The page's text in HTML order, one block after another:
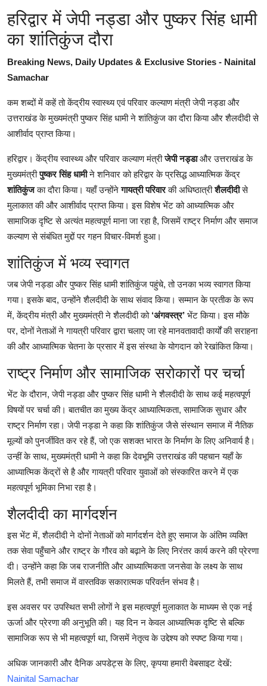
हरिद्वार में जेपी नड्डा और पुष्कर सिंह धामी
का शांतिकुंज दौरा
Breaking News, Daily Updates & Exclusive Stories - Nainital
Samachar
कम शब्दों में कहें तो केंद्रीय स्वास्थ्य एवं परिवार कल्याण मंत्री जेपी नड्डा और
उत्तराखंड के मुख्यमंत्री पुष्कर सिंह धामी ने शांतिकुंज का दौरा किया और शैलदीदी से
आशीर्वाद प्राप्त किया।
हरिद्वार। केंद्रीय स्वास्थ्य और परिवार कल्याण मंत्रीजेपी नड्डाऔर उत्तराखंड के
मुख्यमंत्रीपुष्कर सिंह धामीने शनिवार को हरिद्वार के प्रसिद्ध आध्यात्मिक केंद्र
शांतिकुंजका दौरा किया। यहाँ उन्होंनेगायत्री परिवारकी अधिष्ठात्रीशैलदीदीसे
मुलाकात की और आशीर्वाद प्राप्त किया। इस विशेष भेंट को आध्यात्मिक और
सामाजिक दृष्टि से अत्यंत महत्वपूर्ण माना जा रहा है, जिसमें राष्ट्र निर्माण और समाज
कल्याण से संबंधित मुद्दों पर गहन विचार-विमर्श हुआ।
शांतिकुंज में भव्य स्वागत
जब जेपी नड्डा और पुष्कर सिंह धामी शांतिकुंज पहुंचे, तो उनका भव्य स्वागत किया
गया। इसके बाद, उन्होंने शैलदीदी के साथ संवाद किया। सम्मान के प्रतीक के रूप
में, केंद्रीय मंत्री और मुख्यमंत्री ने शैलदीदी को ‘अंगवस्त्र’ भेंट किया। इस मौके
पर, दोनों नेताओं ने गायत्री परिवार द्वारा चलाए जा रहे मानवतावादी कार्यों की सराहना
की और आध्यात्मिक चेतना के प्रसार में इस संस्था के योगदान को रेखांकित किया।
राष्ट्र निर्माण और सामाजिक सरोकारों पर चर्चा
भेंट के दौरान, जेपी नड्डा और पुष्कर सिंह धामी ने शैलदीदी के साथ कई महत्वपूर्ण
विषयों पर चर्चा की। बातचीत का मुख्य केंद्र आध्यात्मिकता, सामाजिक सुधार और
राष्ट्र निर्माण रहा। जेपी नड्डा ने कहा कि शांतिकुंज जैसे संस्थान समाज में नैतिक
मूल्यों को पुनर्जीवित कर रहे हैं, जो एक सशक्त भारत के निर्माण के लिए अनिवार्य है।
उन्हीं के साथ, मुख्यमंत्री धामी ने कहा कि देवभूमि उत्तराखंड की पहचान यहाँ के
आध्यात्मिक केंद्रों से है और गायत्री परिवार युवाओं को संस्कारित करने में एक
महत्वपूर्ण भूमिका निभा रहा है।
शैलदीदी का मार्गदर्शन
इस भेंट में, शैलदीदी ने दोनों नेताओं को मार्गदर्शन देते हुए समाज के अंतिम व्यक्ति
तक सेवा पहुँचाने और राष्ट्र के गौरव को बढ़ाने के लिए निरंतर कार्य करने की प्रेरणा
दी। उन्होंने कहा कि जब राजनीति और आध्यात्मिकता जनसेवा के लक्ष्य के साथ
मिलते हैं, तभी समाज में वास्तविक सकारात्मक परिवर्तन संभव है।
इस अवसर पर उपस्थित सभी लोगों ने इस महत्वपूर्ण मुलाकात के माध्यम से एक नई
ऊर्जा और प्रेरणा की अनुभूति की। यह दिन न केवल आध्यात्मिक दृष्टि से बल्कि
सामाजिक रूप से भी महत्वपूर्ण था, जिसमें नेतृत्व के उद्देश्य को स्पष्ट किया गया।
अधिक जानकारी और दैनिक अपडेट्स के लिए, कृपया हमारी वेबसाइट देखें:
Nainital Samachar